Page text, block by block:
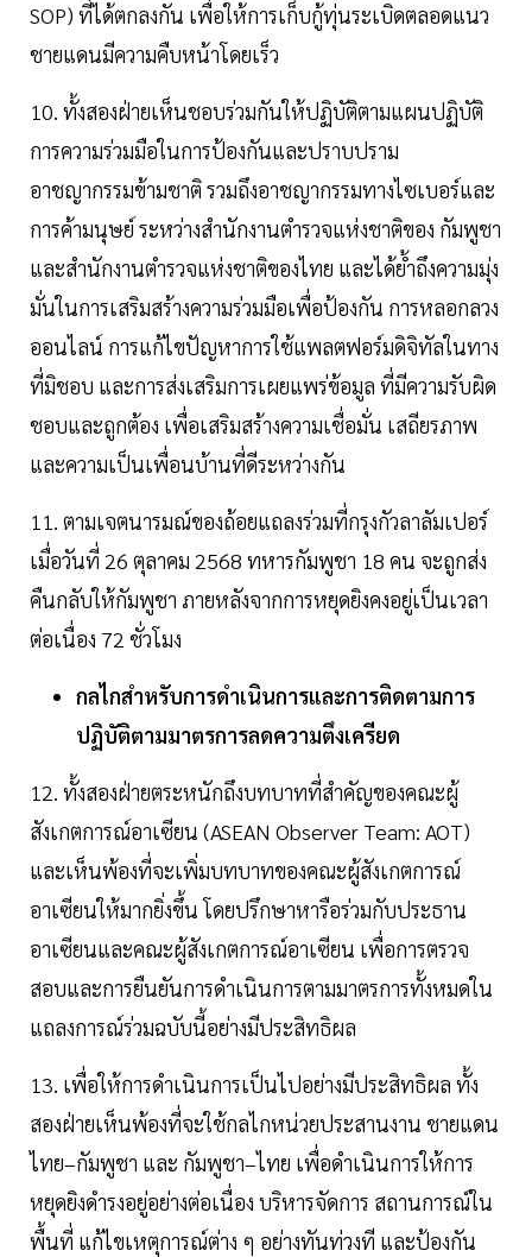
SOP) ที่ได้ตกลงกัน เพื่อให้การเก็บกู้ทุ่นระเบิดตลอดแนว
ชายแดนมีความคืบหน้าโดยเร็ว
10. ทั้งสองฝ่ายเห็นชอบร่วมกันให้ปฏิบัติตามแผนปฏิบัติ
การความร่วมมือในการป้องกันและปราบปราม
อาชญากรรมข้ามชาติ รวมถึงอาชญากรรมทางไซเบอร์และ
การค้ามนุษย์ ระหว่างสำนักงานตำรวจแห่งชาติของ กัมพูชา
และสำนักงานตำรวจแห่งชาติของไทย และได้ย้ำถึงความมุ่ง
มั่นในการเสริมสร้างความร่วมมือเพื่อป้องกัน การหลอกลวง
ออนไลน์ การแก้ไขปัญหาการใช้แพลตฟอร์มดิจิทัลในทาง
ที่มิชอบ และการส่งเสริมการเผยแพร่ข้อมูล ที่มีความรับผิด
ชอบและถูกต้อง เพื่อเสริมสร้างความเชื่อมั่น เสถียรภาพ
และความเป็นเพื่อนบ้านที่ดีระหว่างกัน
11. ตามเจตนารมณ์ของถ้อยแถลงร่วมที่กรุงกัวลาลัมเปอร์
เมื่อวันที่ 26 ตุลาคม 2568 ทหารกัมพูชา 18 คน จะถูกส่ง
คืนกลับให้กัมพูชา ภายหลังจากการหยุดยิงคงอยู่เป็นเวลา
ต่อเนื่อง 72 ชั่วโมง
กลไกสำหรับการดำเนินการและการติดตามการ
ปฏิบัติตามมาตรการลดความตึงเครียด
12. ทั้งสองฝ่ายตระหนักถึงบทบาทที่สำคัญของคณะผู้
สังเกตการณ์อาเซียน (ASEAN Observer Team: AOT)
และเห็นพ้องที่จะเพิ่มบทบาทของคณะผู้สังเกตการณ์
อาเซียนให้มากยิ่งขึ้น โดยปรึกษาหารือร่วมกับประธาน
อาเซียนและคณะผู้สังเกตการณ์อาเซียน เพื่อการตรวจ
สอบและการยืนยันการดำเนินการตามมาตรการทั้งหมดใน
แถลงการณ์ร่วมฉบับนี้อย่างมีประสิทธิผล
13. เพื่อให้การดำเนินการเป็นไปอย่างมีประสิทธิผล ทั้ง
สองฝ่ายเห็นพ้องที่จะใช้กลไกหน่วยประสานงาน ชายแดน
ไทย–กัมพูชา และ กัมพูชา–ไทย เพื่อดำเนินการให้การ
หยุดยิงดำรงอยู่อย่างต่อเนื่อง บริหารจัดการ สถานการณ์ใน
พื้นที่ แก้ไขเหตุการณ์ต่าง ๆ อย่างทันท่วงที และป้องกัน